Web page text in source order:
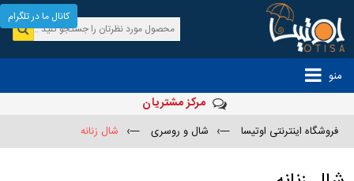
منو
مرکز مشتریان
فروشگاه اینترنتی اوتیسا —› شال و روسری —› شال زنانه
کانال ما در تلگرام